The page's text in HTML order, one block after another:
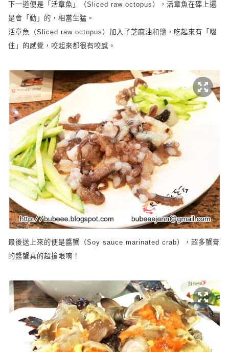
下一道便是「活章魚」（Sliced raw octopus ），活章魚在碟上還
是會「動」的，相當生猛。
活章魚（Sliced raw octopus ）加入了芝麻油和鹽，吃起來有「啜
住」的感覺，咬起來都很有咬感。
最後送上來的便是醬蟹（Soy sauce marinated crab），超多蟹膏
的醬蟹真的超搶眼唷！